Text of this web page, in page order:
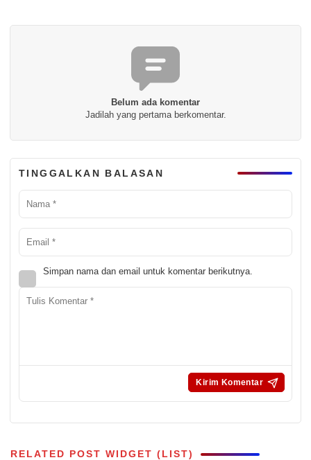
Belum ada komentar
Jadilah yang pertama berkomentar.
TINGGALKAN BALASAN
Simpan nama dan email untuk komentar berikutnya.
RELATED POST WIDGET (LIST)